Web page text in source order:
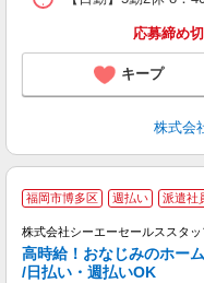
応募締め
キープ
株式会
福岡市博多区 週払い 派遣社
株式会社シーエーセールススタッ
高時給！おなじみのホー
/日払い・週払いOK